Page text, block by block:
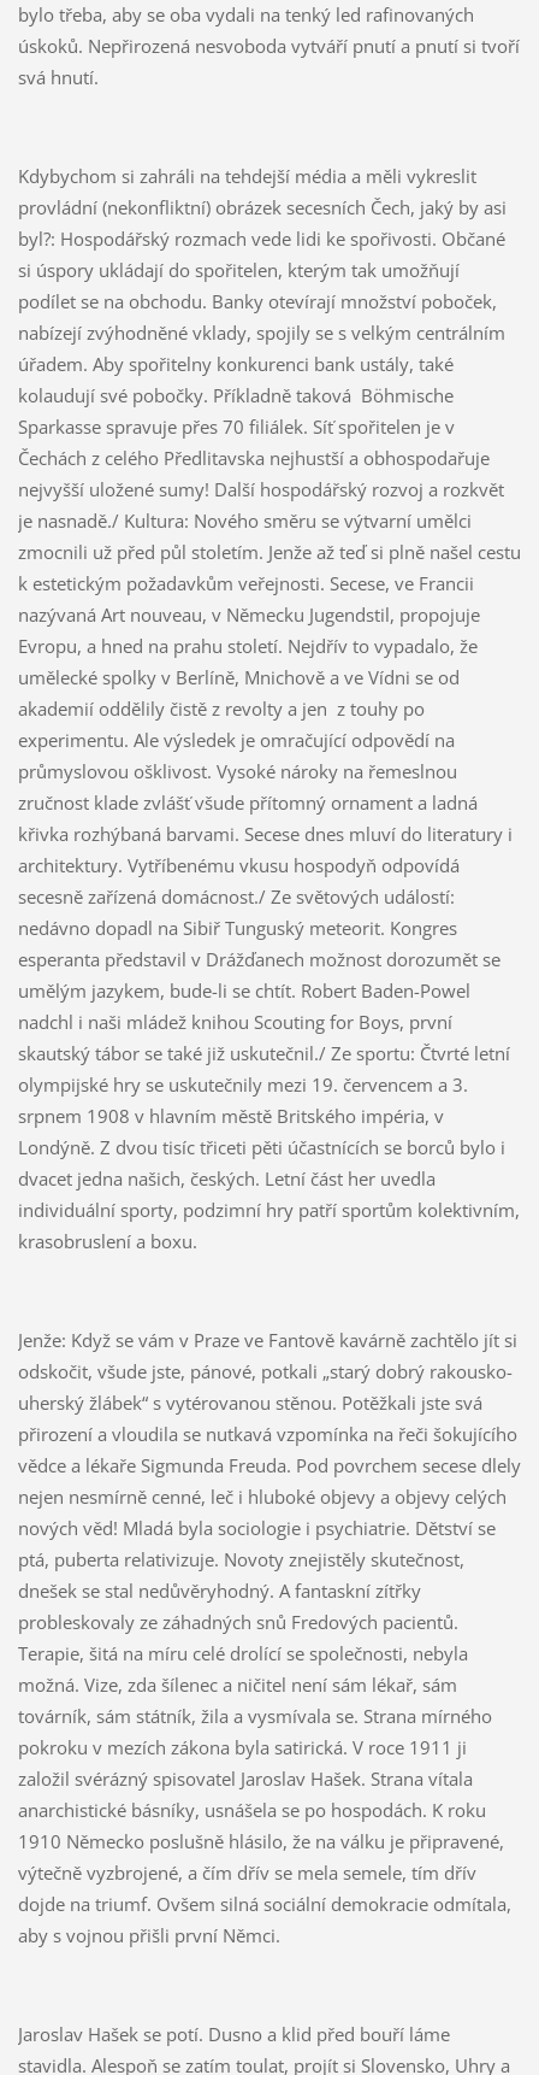
bylo třeba, aby se oba vydali na tenký led rafinovaných
úskoků. Nepřirozená nesvoboda vytváří pnutí a pnutí si tvoří
svá hnutí.
Kdybychom si zahráli na tehdejší média a měli vykreslit
provládní (nekonfliktní) obrázek secesních Čech, jaký by asi
byl?: Hospodářský rozmach vede lidi ke spořivosti. Občané
si úspory ukládají do spořitelen, kterým tak umožňují
podílet se na obchodu. Banky otevírají množství poboček,
nabízejí zvýhodněné vklady, spojily se s velkým centrálním
úřadem. Aby spořitelny konkurenci bank ustály, také
kolaudují své pobočky. Příkladně taková Böhmische
Sparkasse spravuje přes 70 filiálek. Síť spořitelen je v
Čechách z celého Předlitavska nejhustší a obhospodařuje
nejvyšší uložené sumy! Další hospodářský rozvoj a rozkvět
je nasnadě./ Kultura: Nového směru se výtvarní umělci
zmocnili už před půl stoletím. Jenže až teď si plně našel cestu
k estetickým požadavkům veřejnosti. Secese, ve Francii
nazývaná Art nouveau, v Německu Jugendstil, propojuje
Evropu, a hned na prahu století. Nejdřív to vypadalo, že
umělecké spolky v Berlíně, Mnichově a ve Vídni se od
akademií oddělily čistě z revolty a jen z touhy po
experimentu. Ale výsledek je omračující odpovědí na
průmyslovou ošklivost. Vysoké nároky na řemeslnou
zručnost klade zvlášť všude přítomný ornament a ladná
křivka rozhýbaná barvami. Secese dnes mluví do literatury i
architektury. Vytříbenému vkusu hospodyň odpovídá
secesně zařízená domácnost./ Ze světových událostí:
nedávno dopadl na Sibiř Tunguský meteorit. Kongres
esperanta představil v Drážďanech možnost dorozumět se
umělým jazykem, bude-li se chtít. Robert Baden-Powel
nadchl i naši mládež knihou Scouting for Boys, první
skautský tábor se také již uskutečnil./ Ze sportu: Čtvrté letní
olympijské hry se uskutečnily mezi 19. červencem a 3.
srpnem 1908 v hlavním městě Britského impéria, v
Londýně. Z dvou tisíc třiceti pěti účastnících se borců bylo i
dvacet jedna našich, českých. Letní část her uvedla
individuální sporty, podzimní hry patří sportům kolektivním,
krasobruslení a boxu.
Jenže: Když se vám v Praze ve Fantově kavárně zachtělo jít si
odskočit, všude jste, pánové, potkali „starý dobrý rakousko-
uherský žlábek“ s vytérovanou stěnou. Potěžkali jste svá
přirození a vloudila se nutkavá vzpomínka na řeči šokujícího
vědce a lékaře Sigmunda Freuda. Pod povrchem secese dlely
nejen nesmírně cenné, leč i hluboké objevy a objevy celých
nových věd! Mladá byla sociologie i psychiatrie. Dětství se
ptá, puberta relativizuje. Novoty znejistěly skutečnost,
dnešek se stal nedůvěryhodný. A fantaskní zítřky
probleskovaly ze záhadných snů Fredových pacientů.
Terapie, šitá na míru celé drolící se společnosti, nebyla
možná. Vize, zda šílenec a ničitel není sám lékař, sám
továrník, sám státník, žila a vysmívala se. Strana mírného
pokroku v mezích zákona byla satirická. V roce 1911 ji
založil svérázný spisovatel Jaroslav Hašek. Strana vítala
anarchistické básníky, usnášela se po hospodách. K roku
1910 Německo poslušně hlásilo, že na válku je připravené,
výtečně vyzbrojené, a čím dřív se mela semele, tím dřív
dojde na triumf. Ovšem silná sociální demokracie odmítala,
aby s vojnou přišli první Němci.
Jaroslav Hašek se potí. Dusno a klid před bouří láme
stavidla. Alespoň se zatím toulat, projít si Slovensko, Uhry a